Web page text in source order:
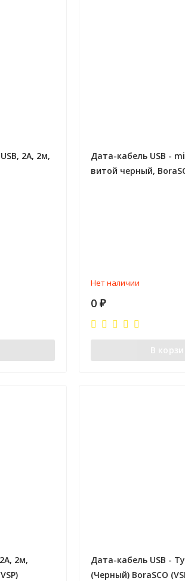
2А, 2м,
Дата-кабель USB -
витой черный,
Нет наличии
0 ₽
В
2м,
Дата-кабель USB -
(Черный) BoraSCO